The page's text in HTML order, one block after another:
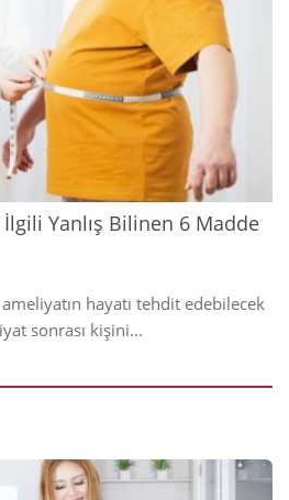
Yanlış Bilinen 6 Madde
hayatı tehdit edebilecek
sonrası kişini...